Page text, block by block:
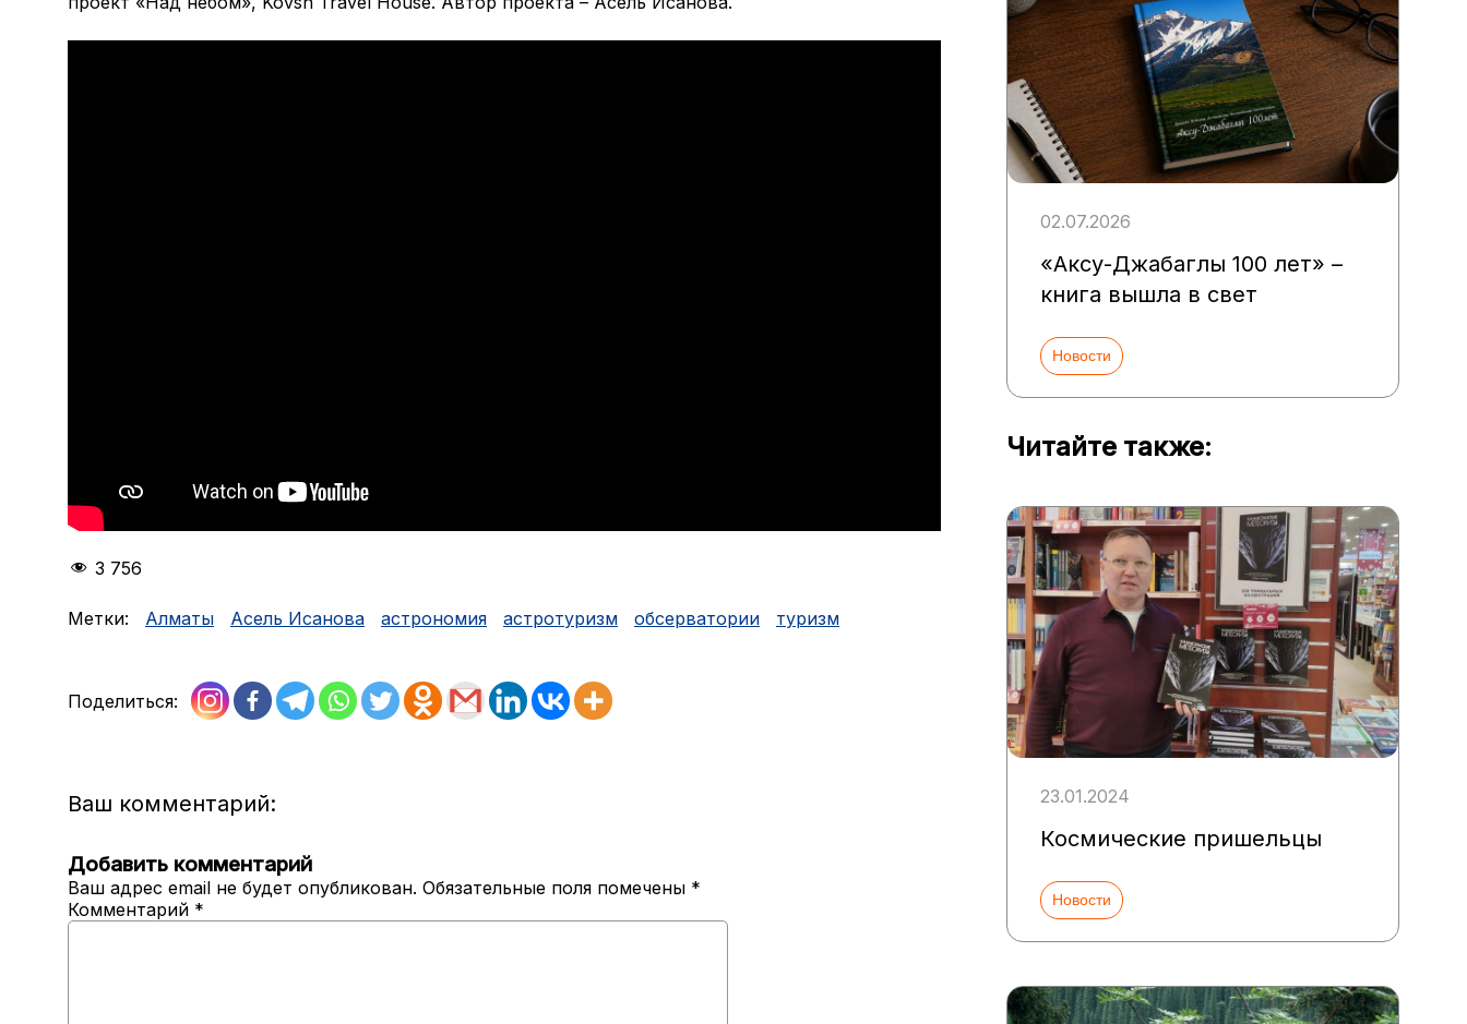
3 756
Метки: Aлматы Асель Исанова астрономия астротуризм обсерватории туризм
Поделиться:
Ваш комментарий:
Добавить комментарий
Ваш адрес email не будет опубликован. Обязательные поля помечены *
Комментарий *
02.07.2026
«Аксу-Джабаглы 100 лет» –
книга вышла в свет
Новости
Читайте также:
23.01.2024
Космические пришельцы
Новости